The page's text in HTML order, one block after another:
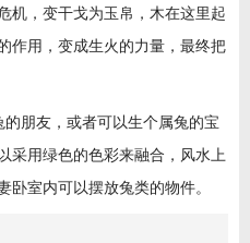
机，变干戈为玉帛，木在这里起
作用，变成生火的力量，最终把
的朋友，或者可以生个属兔的宝
采用绿色的色彩来融合，风水上
室内可以摆放兔类的物件。